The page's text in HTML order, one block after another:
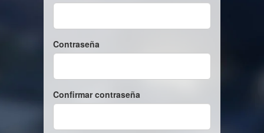
Contraseña
Confirmar contraseña